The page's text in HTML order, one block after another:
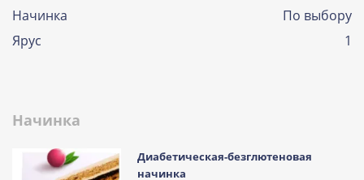
Начинка
По выбору
Ярус
1
Начинка
Диабетическая-безглютеновая
начинка